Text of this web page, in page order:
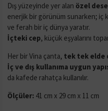
Dış yüzeyinde yer alan özel
enerjik bir görünüm sunarken; iç
ve ferah bir iç dünya yaratır.
İçteki cep, küçük eşyalarını
Her bir Vina çanta, tek tek elde
İç ve dış kullanıma uygun
da kafede rahatça kullanılır.
Ölçüler: 41 cm x 29 cm x 11 cm